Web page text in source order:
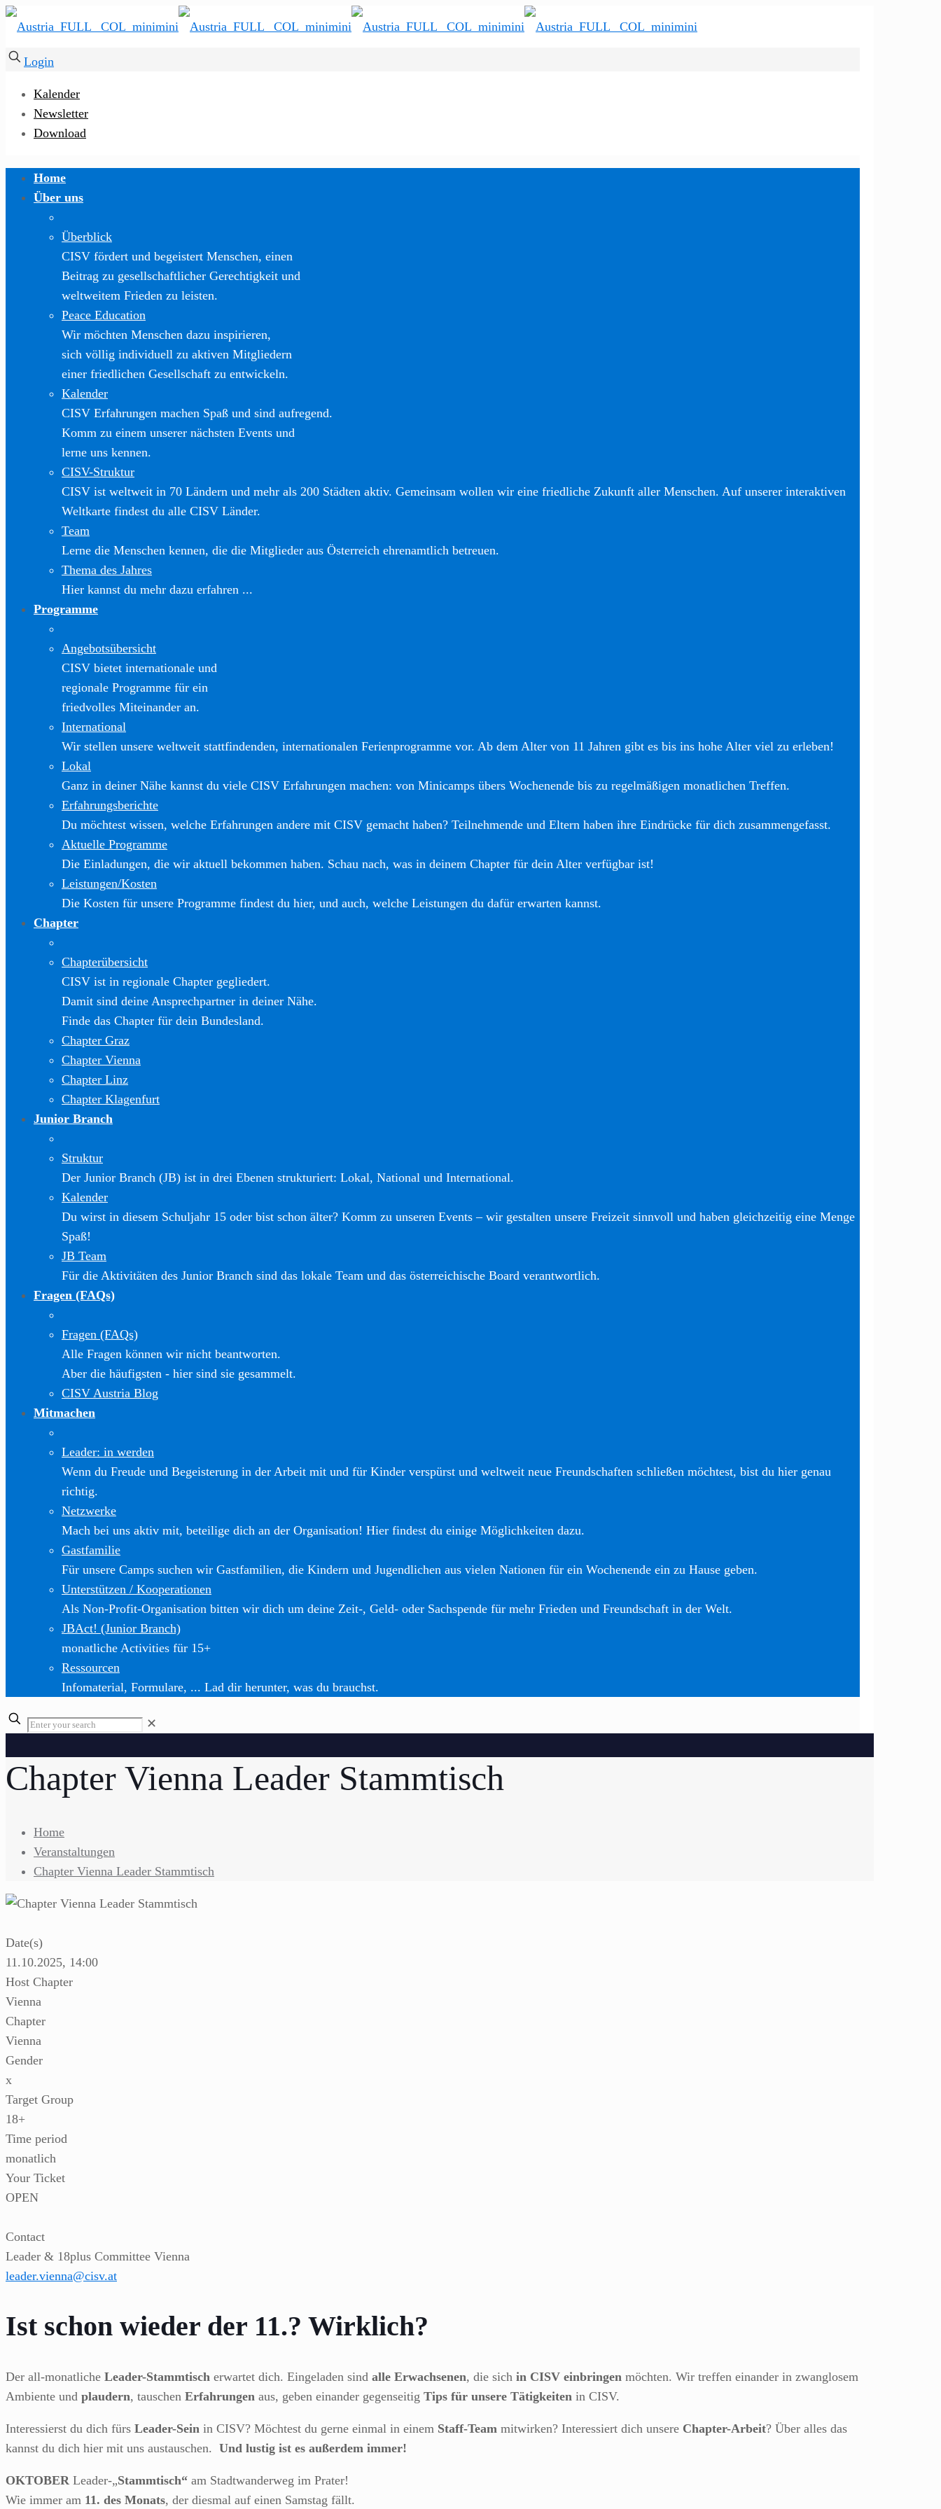
Login
Kalender
Newsletter
Download
Home
Über uns
Überblick
CISV fördert und begeistert Menschen, einen
Beitrag zu gesellschaftlicher Gerechtigkeit und
weltweitem Frieden zu leisten.
Peace Education
Wir möchten Menschen dazu inspirieren,
sich völlig individuell zu aktiven Mitgliedern
einer friedlichen Gesellschaft zu entwickeln.
Kalender
CISV Erfahrungen machen Spaß und sind aufregend.
Komm zu einem unserer nächsten Events und
lerne uns kennen.
CISV-Struktur
CISV ist weltweit in 70 Ländern und mehr als 200 Städten aktiv. Gemeinsam wollen wir eine friedliche Zukunft aller Menschen. Auf unserer interaktiven
Weltkarte findest du alle CISV Länder.
Team
Lerne die Menschen kennen, die die Mitglieder aus Österreich ehrenamtlich betreuen.
Thema des Jahres
Hier kannst du mehr dazu erfahren ...
Programme
Angebotsübersicht
CISV bietet internationale und
regionale Programme für ein
friedvolles Miteinander an.
International
Wir stellen unsere weltweit stattfindenden, internationalen Ferienprogramme vor. Ab dem Alter von 11 Jahren gibt es bis ins hohe Alter viel zu erleben!
Lokal
Ganz in deiner Nähe kannst du viele CISV Erfahrungen machen: von Minicamps übers Wochenende bis zu regelmäßigen monatlichen Treffen.
Erfahrungsberichte
Du möchtest wissen, welche Erfahrungen andere mit CISV gemacht haben? Teilnehmende und Eltern haben ihre Eindrücke für dich zusammengefasst.
Aktuelle Programme
Die Einladungen, die wir aktuell bekommen haben. Schau nach, was in deinem Chapter für dein Alter verfügbar ist!
Leistungen/Kosten
Die Kosten für unsere Programme findest du hier, und auch, welche Leistungen du dafür erwarten kannst.
Chapter
Chapterübersicht
CISV ist in regionale Chapter gegliedert.
Damit sind deine Ansprechpartner in deiner Nähe.
Finde das Chapter für dein Bundesland.
Chapter Graz
Chapter Vienna
Chapter Linz
Chapter Klagenfurt
Junior Branch
Struktur
Der Junior Branch (JB) ist in drei Ebenen strukturiert: Lokal, National und International.
Kalender
Du wirst in diesem Schuljahr 15 oder bist schon älter? Komm zu unseren Events – wir gestalten unsere Freizeit sinnvoll und haben gleichzeitig eine Menge
Spaß!
JB Team
Für die Aktivitäten des Junior Branch sind das lokale Team und das österreichische Board verantwortlich.
Fragen (FAQs)
Fragen (FAQs)
Alle Fragen können wir nicht beantworten.
Aber die häufigsten - hier sind sie gesammelt.
CISV Austria Blog
Mitmachen
Leader: in werden
Wenn du Freude und Begeisterung in der Arbeit mit und für Kinder verspürst und weltweit neue Freundschaften schließen möchtest, bist du hier genau
richtig.
Netzwerke
Mach bei uns aktiv mit, beteilige dich an der Organisation! Hier findest du einige Möglichkeiten dazu.
Gastfamilie
Für unsere Camps suchen wir Gastfamilien, die Kindern und Jugendlichen aus vielen Nationen für ein Wochenende ein zu Hause geben.
Unterstützen / Kooperationen
Als Non-Profit-Organisation bitten wir dich um deine Zeit-, Geld- oder Sachspende für mehr Frieden und Freundschaft in der Welt.
JBAct! (Junior Branch)
monatliche Activities für 15+
Ressourcen
Infomaterial, Formulare, ... Lad dir herunter, was du brauchst.
✕
Chapter Vienna Leader Stammtisch
Home
Veranstaltungen
Chapter Vienna Leader Stammtisch
Date(s)
11.10.2025, 14:00
Host Chapter
Vienna
Chapter
Vienna
Gender
x
Target Group
18+
Time period
monatlich
Your Ticket
OPEN
Contact
Leader & 18plus Committee Vienna
leader.vienna@cisv.at
Ist schon wieder der 11.? Wirklich?
Der all-monatliche Leader-Stammtisch erwartet dich. Eingeladen sind alle Erwachsenen, die sich in CISV einbringen möchten. Wir treffen einander in zwanglosem
Ambiente und plaudern, tauschen Erfahrungen aus, geben einander gegenseitig Tips für unsere Tätigkeiten in CISV.
Interessierst du dich fürs Leader-Sein in CISV? Möchtest du gerne einmal in einem Staff-Team mitwirken? Interessiert dich unsere Chapter-Arbeit? Über alles das
kannst du dich hier mit uns austauschen. Und lustig ist es außerdem immer!
OKTOBER Leader-„Stammtisch“ am Stadtwanderweg im Prater!
Wie immer am 11. des Monats, der diesmal auf einen Samstag fällt.